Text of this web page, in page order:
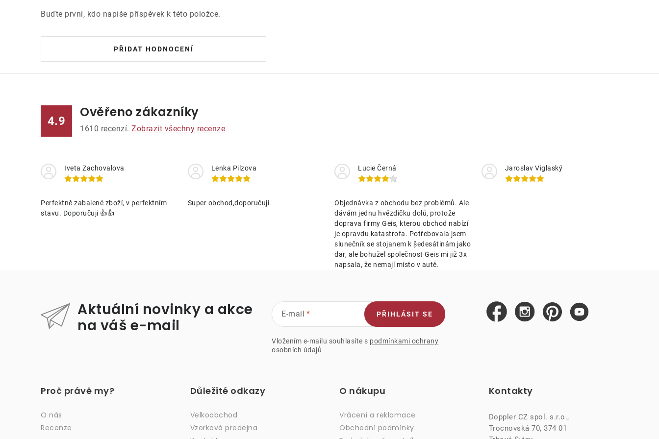
Buďte první, kdo napíše příspěvek k této položce.
PŘIDAT HODNOCENÍ
4.9
Ověřeno zákazníky
1610 recenzí. Zobrazit všechny recenze
Iveta Zachovalova
Perfektně zabalené zboží, v perfektním
stavu. Doporučuji 👍👍
Lenka Pilzova
Super obchod,doporučuji.
Lucie Černá
Objednávka z obchodu bez problémů. Ale
dávám jednu hvězdičku dolů, protože
doprava firmy Geis, kterou obchod nabízí
je opravdu katastrofa. Potřebovala jsem
slunečník se stojanem k ṣ̌edesátinám jako
dar, ale bohužel společnost Geis mi již 3x
napsala, že nemají místo v autě.
Jaroslav Viglaský
Aktuální novinky a akce
na váš e-mail
E-mail
Vložením e-mailu souhlasíte s podmínkami ochrany
osobních údajů
PŘIHLÁSIT SE
Proč právě my?
O nás
Recenze
Důležité odkazy
Velkoobchod
Vzorková prodejna
O nákupu
Vrácení a reklamace
Obchodní podmínky
Kontakty
Doppler CZ spol. s.r.o.,
Trocnovská 70, 374 01